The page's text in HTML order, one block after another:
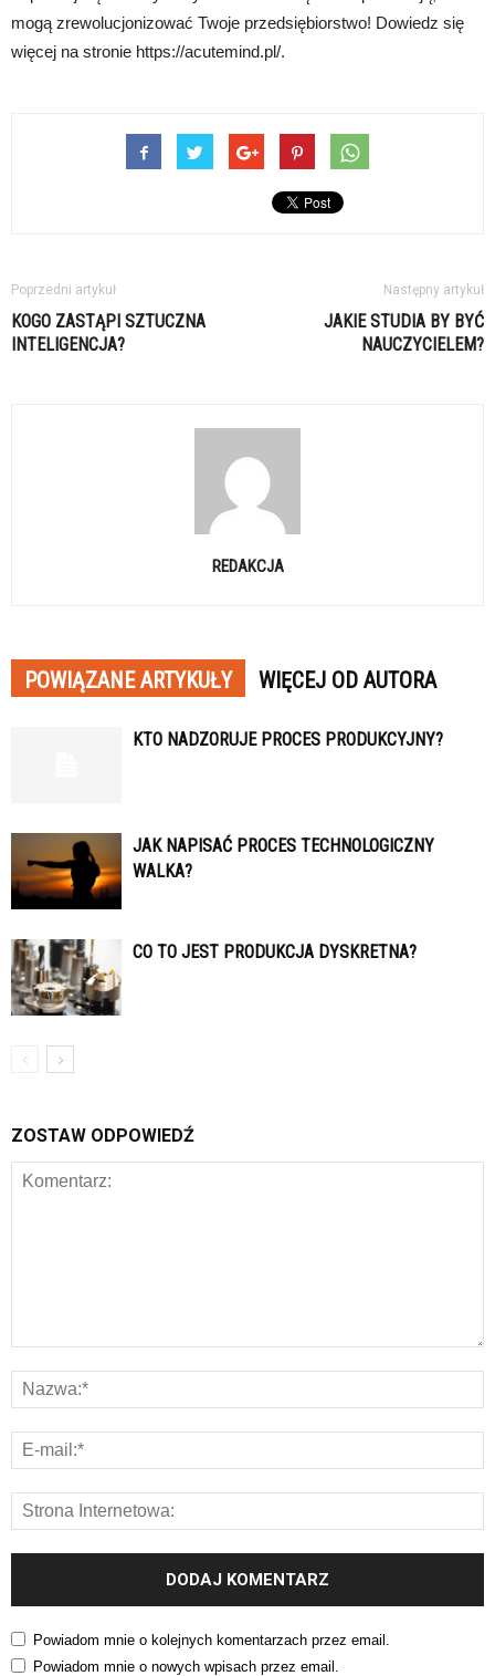
mogą zrewolucjonizować Twoje przedsiębiorstwo! Dowiedz się
więcej na stronie https://acutemind.pl/.
Poprzedni artykuł
KOGO ZASTĄPI SZTUCZNA
INTELIGENCJA?
Następny artykuł
JAKIE STUDIA BY BYĆ
NAUCZYCIELEM?
REDAKCJA
POWIĄZANE ARTYKUŁY WIĘCEJ OD AUTORA
KTO NADZORUJE PROCES PRODUKCYJNY?
JAK NAPISAĆ PROCES TECHNOLOGICZNY
WALKA?
CO TO JEST PRODUKCJA DYSKRETNA?
ZOSTAW ODPOWIEDŹ
Powiadom mnie o kolejnych komentarzach przez email.
Powiadom mnie o nowych wpisach przez email.